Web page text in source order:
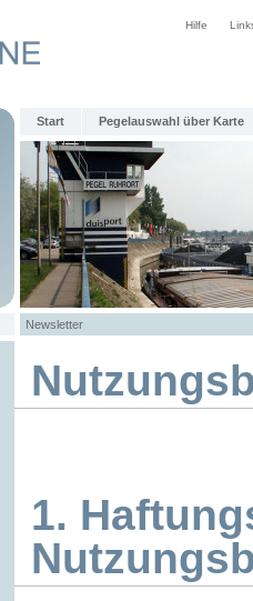
Hilfe
Start Pegelauswahl über Karte
Newsletter
1.